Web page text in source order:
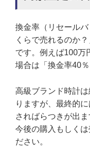
換金率（リセール
くらで売れるのか
です。例えば100万
場合は「換金率40％
高級ブランド時計
りますが、最終的
さればらつきが出
今後の購入もしく
ださい。